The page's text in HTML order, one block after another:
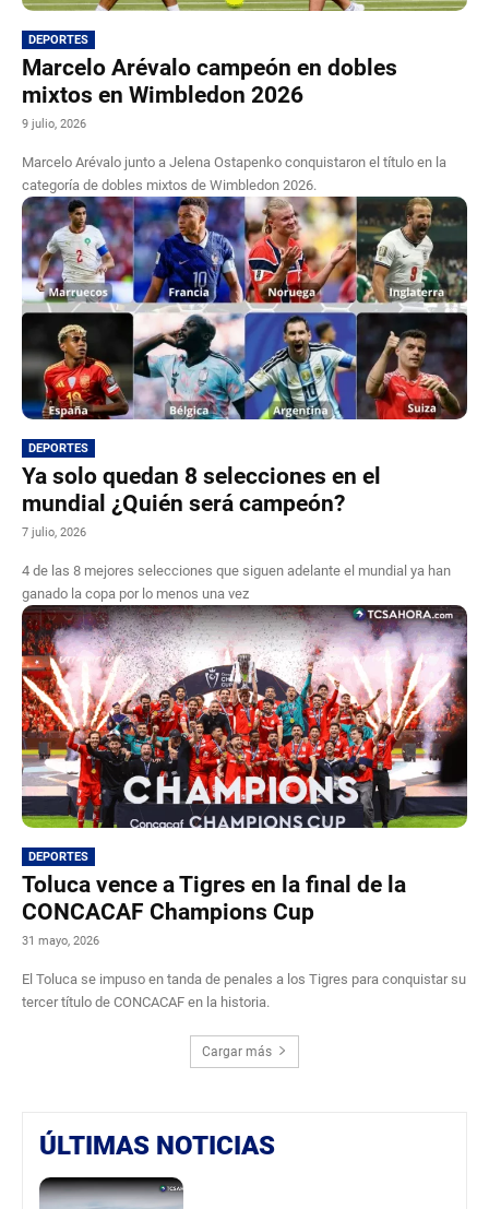
DEPORTES
Marcelo Arévalo campeón en dobles
mixtos en Wimbledon 2026
9 julio, 2026
Marcelo Arévalo junto a Jelena Ostapenko conquistaron el título en la
categoría de dobles mixtos de Wimbledon 2026.
DEPORTES
Ya solo quedan 8 selecciones en el
mundial ¿Quién será campeón?
7 julio, 2026
4 de las 8 mejores selecciones que siguen adelante el mundial ya han
ganado la copa por lo menos una vez
DEPORTES
Toluca vence a Tigres en la final de la
CONCACAF Champions Cup
31 mayo, 2026
El Toluca se impuso en tanda de penales a los Tigres para conquistar su
tercer título de CONCACAF en la historia.
Cargar más
ÚLTIMAS NOTICIAS